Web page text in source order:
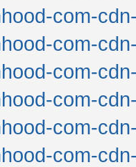
com-
com-
com-
com-
com-
com-